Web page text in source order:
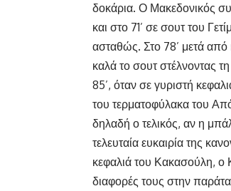
δοκάρια. Ο Μακεδονικός
και στο 71’ σε σουτ του
ασταθώς. Στο 78’ μετά από
καλά το σουτ στέλνοντας
85’, όταν σε γυριστή
του τερματοφύλακα του
δηλαδή ο τελικός, αν η
τελευταία ευκαιρία της
κεφαλιά του Κακασούλη, ο
διαφορές τους στην